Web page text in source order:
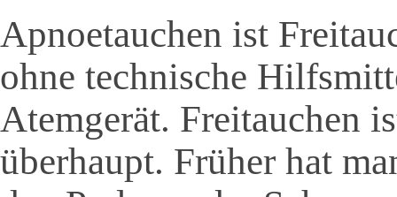
Apnoetauchen ist
ohne technische
Atemgerät. Freitauchen
überhaupt. Früher hat